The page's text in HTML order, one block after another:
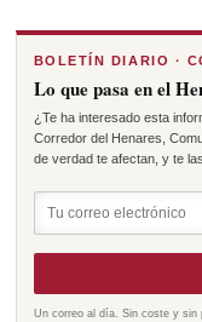
BOLETÍN DIARIO ·
Lo que pasa en el
¿Te ha interesado esta
Corredor del Henares,
de verdad te afectan, y te
Un correo al día. Sin coste y sin